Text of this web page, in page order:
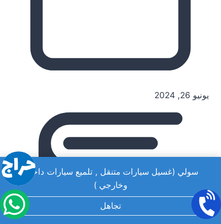
سولي (غسيل سيارات متنقل , تلميع سيارات داخلي
وخارجي )
تجاهل
يونيو 26, 2024